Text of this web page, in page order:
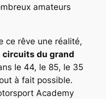
amateurs
ce rêve une réalité,
circuits du grand
le 44, le 85, le 35
à fait possible.
Academy